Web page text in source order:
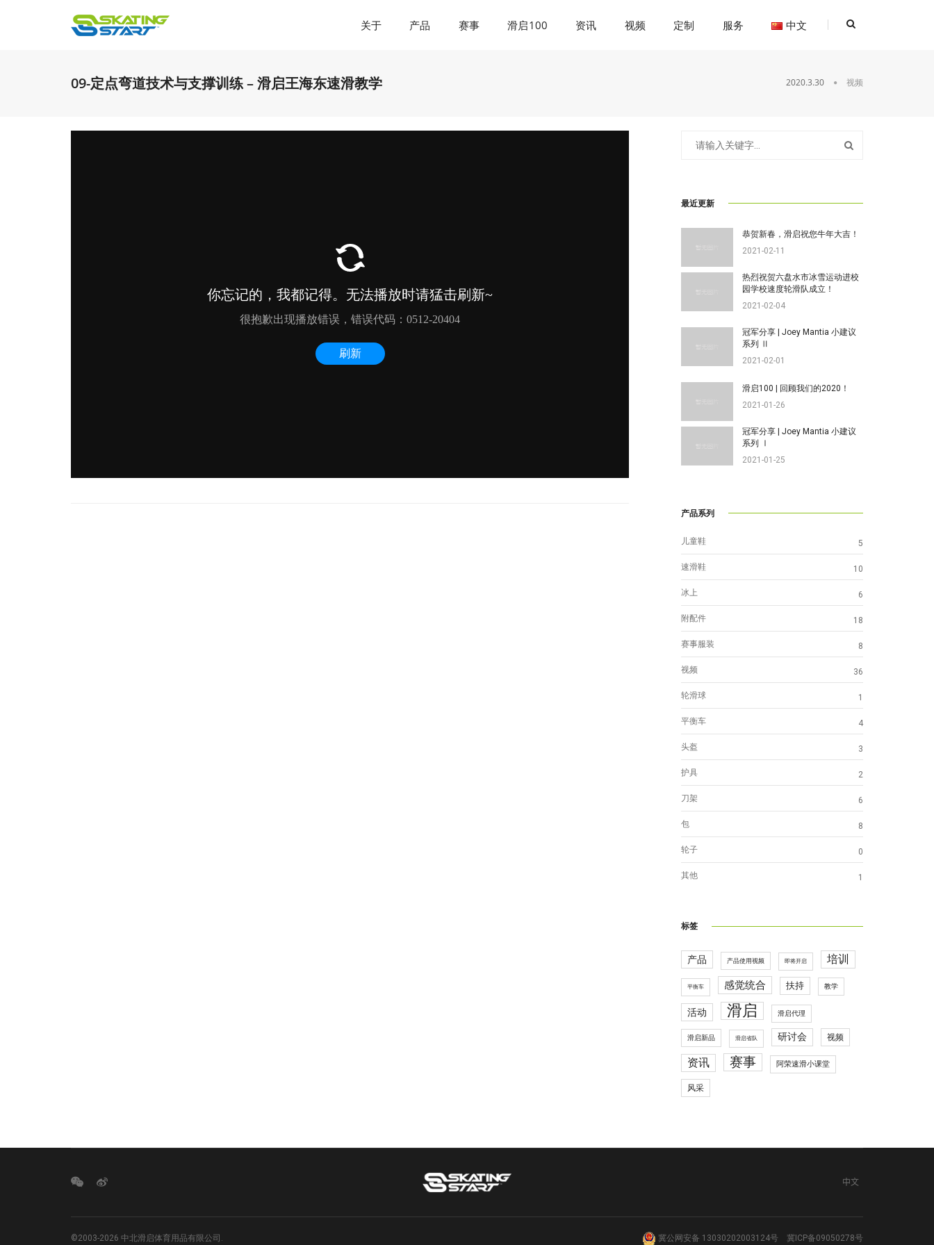
关于 产品 赛事 滑启100 资讯 视频 定制 服务 中文
09-定点弯道技术与支撑训练 – 滑启王海东速滑教学 2020.3.30 视频
最近更新
恭贺新春，滑启祝您牛年大吉！
2021-02-11
热烈祝贺六盘水市冰雪运动进校
园学校速度轮滑队成立！
2021-02-04
冠军分享 | Joey Mantia 小建议
系列 Ⅱ
2021-02-01
滑启100 | 回顾我们的2020！
2021-01-26
冠军分享 | Joey Mantia 小建议
系列 Ⅰ
2021-01-25
产品系列
儿童鞋 5
速滑鞋 10
冰上 6
附配件 18
赛事服装 8
视频 36
轮滑球 1
平衡车 4
头盔 3
护具 2
刀架 6
包 8
轮子 0
其他 1
标签
产品 产品使用视频 即将开启 培训
平衡车 感觉统合 扶持 教学
活动 滑启 滑启代理
滑启新品 滑启省队 研讨会 视频
资讯 赛事 阿荣速滑小课堂
风采
中文
©2003-2026 中北滑启体育用品有限公司. 冀公网安备 13030202003124号 冀ICP备09050278号